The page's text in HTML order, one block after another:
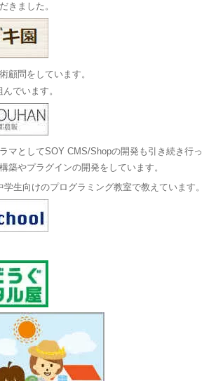
きました。
顧問をしています。
でいます。
マとしてSOY CMS/Shopの開発も引き続き行っ
築やプラグインの開発をしています。
学生向けのプログラミング教室で教えています。